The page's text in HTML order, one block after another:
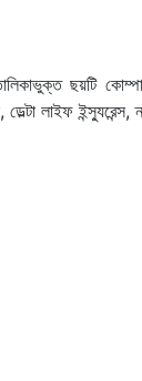
ছয়টি
লাইফ ইন্স্যুরেন্স,